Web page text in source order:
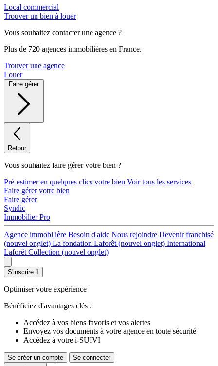
Local commercial
Trouver un bien à louer
Vous souhaitez contacter une agence ?
Plus de 720 agences immobilières en France.
Trouver une agence
Louer
Faire gérer
Retour
Vous souhaitez faire gérer votre bien ?
Pré-estimer en quelques clics votre bien Voir tous les services
Faire gérer votre bien
Faire gérer
Syndic
Immobilier Pro
Agence immobilière Besoin d'aide Nous rejoindre Devenir franchisé
(nouvel onglet) La fondation Laforêt (nouvel onglet) International
Laforêt Collection (nouvel onglet)
S'inscrire 1
Optimiser votre expérience
Bénéficiez d'avantages clés :
Accédez à vos biens favoris et vos alertes
Envoyez vos documents à votre agence en toute sécurité
Accédez à votre i-SUIVI
Se créer un compte Se connecter